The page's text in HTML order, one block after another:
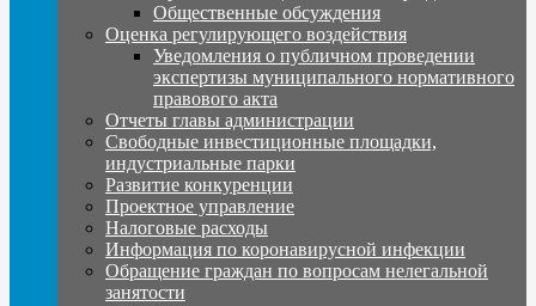
Общественные обсуждения
Оценка регулирующего воздействия
Уведомления о публичном проведении
экспертизы муниципального нормативного
правового акта
Отчеты главы администрации
Свободные инвестиционные площадки,
индустриальные парки
Развитие конкуренции
Проектное управление
Налоговые расходы
Информация по коронавирусной инфекции
Обращение граждан по вопросам нелегальной
занятости